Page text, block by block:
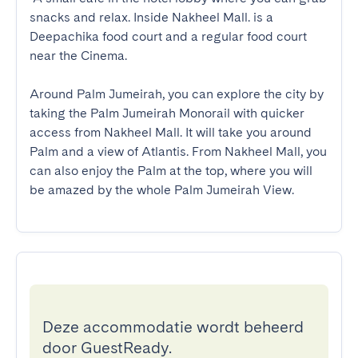
snacks and relax. Inside Nakheel Mall. is a
Deepachika food court and a regular food court
near the Cinema.
Around Palm Jumeirah, you can explore the city by
taking the Palm Jumeirah Monorail with quicker
access from Nakheel Mall. It will take you around
Palm and a view of Atlantis. From Nakheel Mall, you
can also enjoy the Palm at the top, where you will
be amazed by the whole Palm Jumeirah View.
Deze accommodatie wordt beheerd
door GuestReady.